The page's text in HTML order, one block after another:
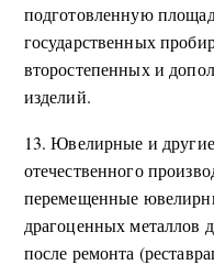
подготовленную
государственных
второстепенных и
изделий.
13. Ювелирные и
отечественного
перемещенные
драгоценных металлов
после ремонта